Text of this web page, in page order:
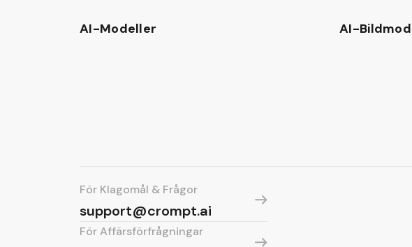
AI-Modeller AI-
För Klagomål & Frågor
support@crompt.ai
För Affärsförfrågningar